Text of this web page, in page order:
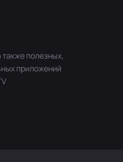
также полезных,
приложений